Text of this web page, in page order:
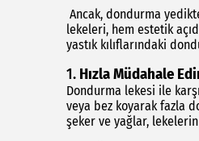
Ancak, dondurma
lekeleri, hem estetik
yastık kılıflarındaki
1. Hızla Müdahale
Dondurma lekesi ile
veya bez koyarak fazla
şeker ve yağlar,